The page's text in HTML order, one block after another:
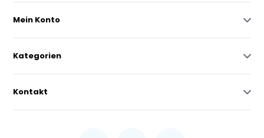
Mein Konto
Kategorien
Kontakt